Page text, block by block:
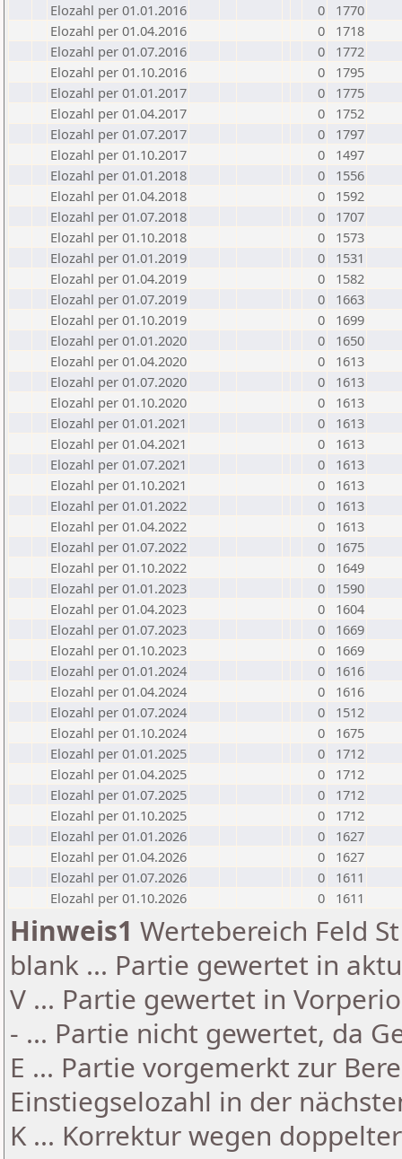
Elozahl per 01.01.2016
0
1770
Elozahl per 01.04.2016
0
1718
Elozahl per 01.07.2016
0
1772
Elozahl per 01.10.2016
0
1795
Elozahl per 01.01.2017
0
1775
Elozahl per 01.04.2017
0
1752
Elozahl per 01.07.2017
0
1797
Elozahl per 01.10.2017
0
1497
Elozahl per 01.01.2018
0
1556
Elozahl per 01.04.2018
0
1592
Elozahl per 01.07.2018
0
1707
Elozahl per 01.10.2018
0
1573
Elozahl per 01.01.2019
0
1531
Elozahl per 01.04.2019
0
1582
Elozahl per 01.07.2019
0
1663
Elozahl per 01.10.2019
0
1699
Elozahl per 01.01.2020
0
1650
Elozahl per 01.04.2020
0
1613
Elozahl per 01.07.2020
0
1613
Elozahl per 01.10.2020
0
1613
Elozahl per 01.01.2021
0
1613
Elozahl per 01.04.2021
0
1613
Elozahl per 01.07.2021
0
1613
Elozahl per 01.10.2021
0
1613
Elozahl per 01.01.2022
0
1613
Elozahl per 01.04.2022
0
1613
Elozahl per 01.07.2022
0
1675
Elozahl per 01.10.2022
0
1649
Elozahl per 01.01.2023
0
1590
Elozahl per 01.04.2023
0
1604
Elozahl per 01.07.2023
0
1669
Elozahl per 01.10.2023
0
1669
Elozahl per 01.01.2024
0
1616
Elozahl per 01.04.2024
0
1616
Elozahl per 01.07.2024
0
1512
Elozahl per 01.10.2024
0
1675
Elozahl per 01.01.2025
0
1712
Elozahl per 01.04.2025
0
1712
Elozahl per 01.07.2025
0
1712
Elozahl per 01.10.2025
0
1712
Elozahl per 01.01.2026
0
1627
Elozahl per 01.04.2026
0
1627
Elozahl per 01.07.2026
0
1611
Elozahl per 01.10.2026
0 1611
Hinweis1 Wertebereich Feld
blank ... Partie gewertet in
V ... Partie gewertet in
- ... Partie nicht gewertet, da
E ... Partie vorgemerkt zur
Einstiegselozahl in der
K ... Korrektur wegen